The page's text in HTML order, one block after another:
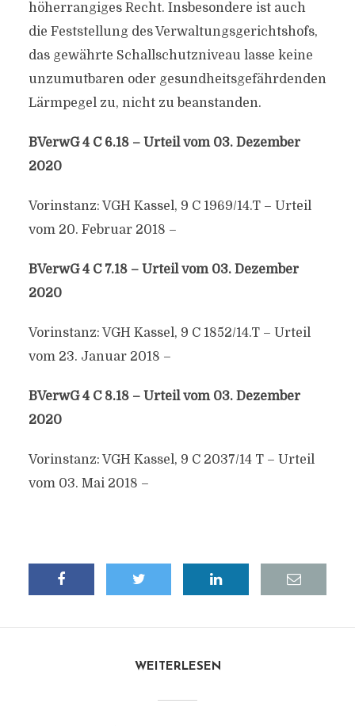
höherrangiges Recht. Insbesondere ist auch
die Feststellung des Verwaltungsgerichtshofs,
das gewährte Schallschutzniveau lasse keine
unzumutbaren oder gesundheitsgefährdenden
Lärmpegel zu, nicht zu beanstanden.
BVerwG 4 C 6.18 – Urteil vom 03. Dezember
2020
Vorinstanz: VGH Kassel, 9 C 1969/14.T – Urteil
vom 20. Februar 2018 –
BVerwG 4 C 7.18 – Urteil vom 03. Dezember
2020
Vorinstanz: VGH Kassel, 9 C 1852/14.T – Urteil
vom 23. Januar 2018 –
BVerwG 4 C 8.18 – Urteil vom 03. Dezember
2020
Vorinstanz: VGH Kassel, 9 C 2037/14 T – Urteil
vom 03. Mai 2018 –
WEITERLESEN